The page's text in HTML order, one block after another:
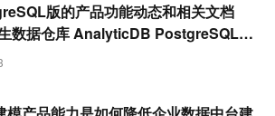
版的产品功能动态和相关文档
生数据仓库 AnalyticDB PostgreSQL版